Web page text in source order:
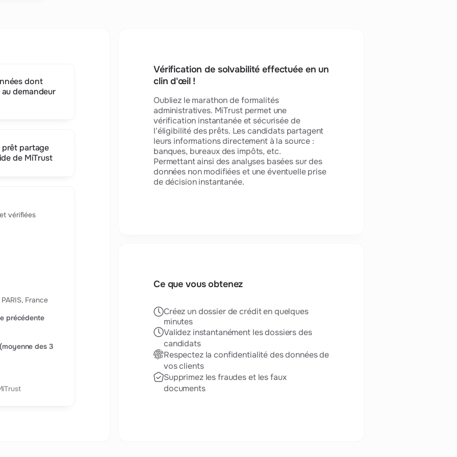
dont
demandeur
prêt partage
de MiTrust
vérifiées
France
précédente
des 3
Vérification de solvabilité effectuée en un
clin d'œil !
Oubliez le marathon de formalités
administratives. MiTrust permet une
vérification instantanée et sécurisée de
l'éligibilité des prêts. Les candidats partagent
leurs informations directement à la source :
banques, bureaux des impôts, etc.
Permettant ainsi des analyses basées sur des
données non modifiées et une éventuelle prise
de décision instantanée.
Ce que vous obtenez
Créez un dossier de crédit en quelques
minutes
Validez instantanément les dossiers des
candidats
Respectez la confidentialité des données de
vos clients
Supprimez les fraudes et les faux
documents